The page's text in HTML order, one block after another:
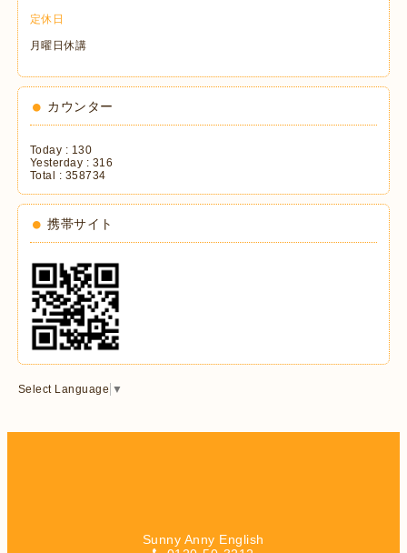
定休日
月曜日休講
カウンター
Today : 130
Yesterday : 316
Total : 358734
携帯サイト
Select Language ▼
Sunny Anny English